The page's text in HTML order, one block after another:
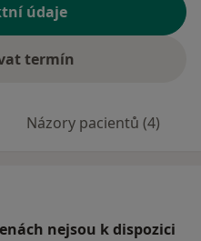
údaje
termín
Názory pacientů (4)
nejsou k dispozici